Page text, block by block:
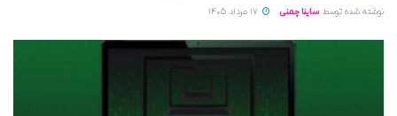
نوشته شده توسط ساینا چمنی 17 مرداد 1405